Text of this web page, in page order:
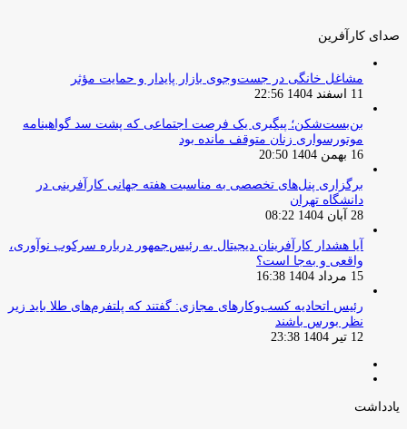
صدای کارآفرین
مشاغل خانگی در جست‌وجوی بازار پایدار و حمایت مؤثر
11 اسفند 1404 22:56
بن‌بست‌شکن؛ پیگیری یک فرصت اجتماعی که پشت سد گواهینامه
موتورسواری زنان متوقف مانده بود
16 بهمن 1404 20:50
برگزاری پنل‌های تخصصی به مناسبت هفته جهانی کارآفرینی در
دانشگاه تهران
28 آبان 1404 08:22
آیا هشدار کارآفرینان دیجیتال به رئیس‌جمهور درباره سرکوب نوآوری،
واقعی و به‌جا است؟
15 مرداد 1404 16:38
‏رئیس اتحادیه کسب‌وکارهای مجازی: گفتند که پلتفرم‌های طلا باید زیر
نظر بورس باشند
12 تیر 1404 23:38
یادداشت